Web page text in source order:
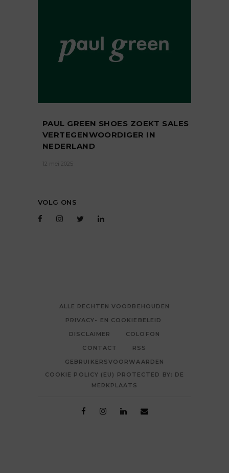
PAUL GREEN SHOES ZOEKT SALES
VERTEGENWOORDIGER IN
NEDERLAND
12 mei 2025
VOLG ONS
ALLE RECHTEN VOORBEHOUDEN
PRIVACY- EN COOKIEBELEID
DISCLAIMER
COLOFON
CONTACT
RSS
GEBRUIKERSVOORWAARDEN
COOKIE POLICY (EU) PROTECTED BY: DE
MERKPLAATS